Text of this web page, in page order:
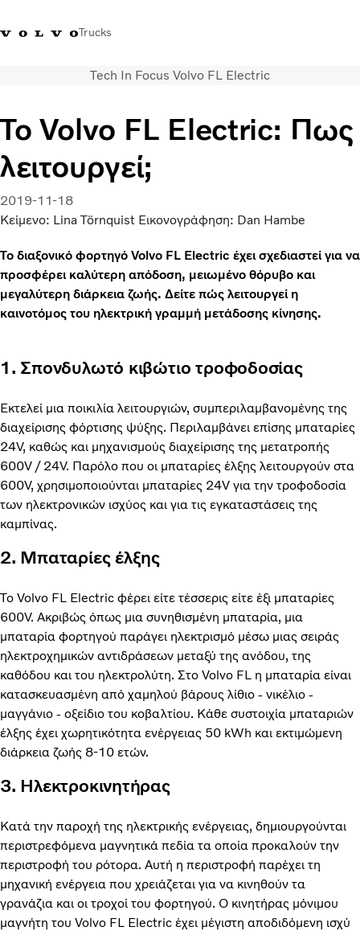
Trucks
Merchandise Shop Volvo TrucksGreece
Μεταφορικές λύσεις
Φορτηγά
Υπηρεσίες
Εντοπισμός συνεργάτη
ΤΕΛΕΥΤΑΙΑ ΝΕΑ
Οι πελάτες μας
Επικοινωνήστε μαζί μας
Tech In Focus Volvo FL Electric
Το Volvo FL Electric: Πως
λειτουργεί;
2019-11-18
Κείμενο: Lina Törnquist Εικονογράφηση: Dan Hambe
Το διαξονικό φορτηγό Volvo FL Electric έχει σχεδιαστεί για να
προσφέρει καλύτερη απόδοση, μειωμένο θόρυβο και
μεγαλύτερη διάρκεια ζωής. Δείτε πώς λειτουργεί η
καινοτόμος του ηλεκτρική γραμμή μετάδοσης κίνησης.
1. Σπονδυλωτό κιβώτιο τροφοδοσίας
Εκτελεί μια ποικιλία λειτουργιών, συμπεριλαμβανομένης της
διαχείρισης φόρτισης ψύξης. Περιλαμβάνει επίσης μπαταρίες
24V, καθώς και μηχανισμούς διαχείρισης της μετατροπής
600V / 24V. Παρόλο που οι μπαταρίες έλξης λειτουργούν στα
600V, χρησιμοποιούνται μπαταρίες 24V για την τροφοδοσία
των ηλεκτρονικών ισχύος και για τις εγκαταστάσεις της
καμπίνας.
2. Μπαταρίες έλξης
Το Volvo FL Electric φέρει είτε τέσσερις είτε έξι μπαταρίες
600V. Ακριβώς όπως μια συνηθισμένη μπαταρία, μια
μπαταρία φορτηγού παράγει ηλεκτρισμό μέσω μιας σειράς
ηλεκτροχημικών αντιδράσεων μεταξύ της ανόδου, της
καθόδου και του ηλεκτρολύτη. Στο Volvo FL η μπαταρία είναι
κατασκευασμένη από χαμηλού βάρους λίθιο - νικέλιο -
μαγγάνιο - οξείδιο του κοβαλτίου. Κάθε συστοιχία μπαταριών
έλξης έχει χωρητικότητα ενέργειας 50 kWh και εκτιμώμενη
διάρκεια ζωής 8-10 ετών.
3. Ηλεκτροκινητήρας
Κατά την παροχή της ηλεκτρικής ενέργειας, δημιουργούνται
περιστρεφόμενα μαγνητικά πεδία τα οποία προκαλούν την
περιστροφή του ρότορα. Αυτή η περιστροφή παρέχει τη
μηχανική ενέργεια που χρειάζεται για να κινηθούν τα
γρανάζια και οι τροχοί του φορτηγού. Ο κινητήρας μόνιμου
μαγνήτη του Volvo FL Electric έχει μέγιστη αποδιδόμενη ισχύ